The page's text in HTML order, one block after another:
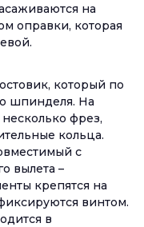
на
оправки, которая
который по
шпинделя. На
фрез,
кольца.
с
вылета –
крепятся на
винтом.
в